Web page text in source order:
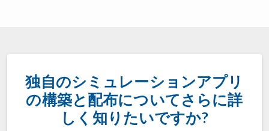
独自のシミュレーションアプリ
の構築と配布についてさらに詳
しく知りたいですか?